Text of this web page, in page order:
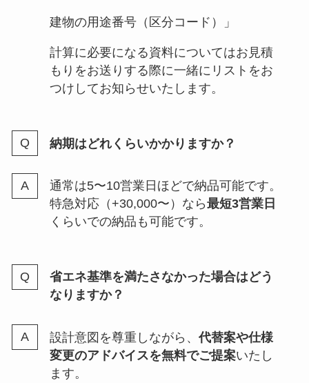
建物の用途番号（区分コード）」
計算に必要になる資料についてはお見積
もりをお送りする際に一緒にリストをお
つけしてお知らせいたします。
納期はどれくらいかかりますか？
通常は5〜10営業日ほどで納品可能です。
特急対応（+30,000〜）なら最短3営業日
くらいでの納品も可能です。
省エネ基準を満たさなかった場合はどう
なりますか？
設計意図を尊重しながら、 代替案や仕様
変更のアドバイスを無料でご提案いたし
ます。